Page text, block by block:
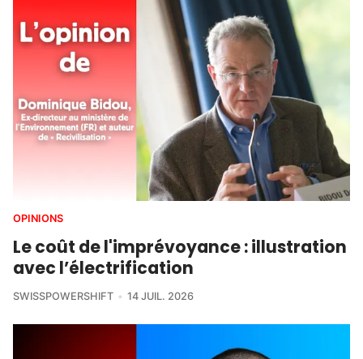
OPINIONS
Le coût de l'imprévoyance : illustration
avec l’électrification
SWISSPOWERSHIFT 14 JUIL. 2026